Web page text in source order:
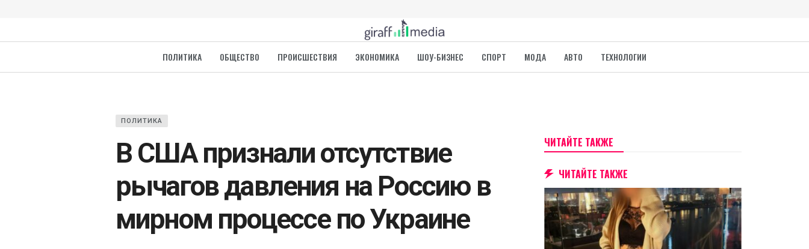
ПОЛИТИКА ОБЩЕСТВО ПРОИСШЕСТВИЯ ЭКОНОМИКА ШОУ-БИЗНЕС СПОРТ МОДА АВТО ТЕХНОЛОГИИ
ПОЛИТИКА
В США признали отсутствие
рычагов давления на Россию в
мирном процессе по Украине
ЧИТАЙТЕ ТАКЖЕ
ЧИТАЙТЕ ТАКЖЕ